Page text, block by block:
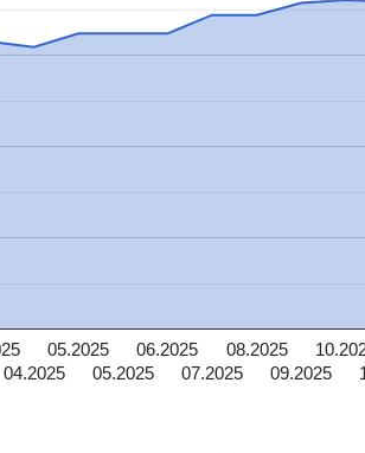
04.2025
05.2025
05.2025
06.2025
07.2025
08.2025
09.2025